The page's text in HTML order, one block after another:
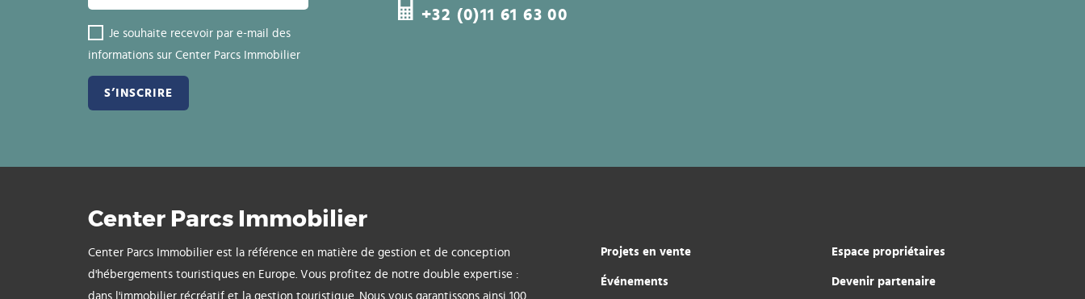
Je souhaite recevoir par e-mail des
informations sur Center Parcs Immobilier
+32 (0)11 61 63 00
Center Parcs Immobilier
Center Parcs Immobilier est la référence en matière de gestion et de conception
d'hébergements touristiques en Europe. Vous profitez de notre double expertise :
dans l'immobilier récréatif et la gestion touristique. Nous vous garantissons ainsi 100
Projets en vente
Événements
Espace propriétaires
Devenir partenaire